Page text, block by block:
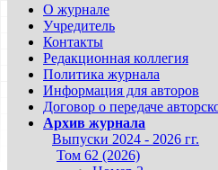
О журнале
Учредитель
Контакты
Редакционная коллегия
Политика журнала
Информация для авторов
Договор о передаче
Архив журнала
Выпуски 2024 - 2026 гг.
Том 62 (2026)